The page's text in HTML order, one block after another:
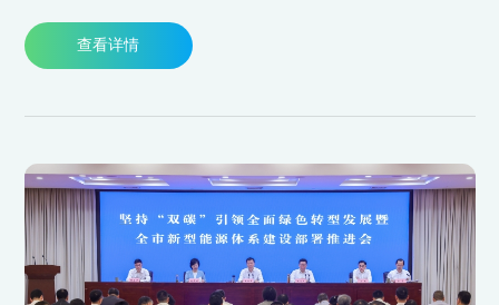
查看详情